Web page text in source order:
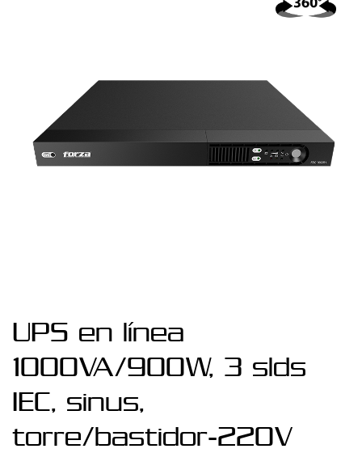
UPS en línea
1000VA/900W, 3 slds
IEC, sinus,
torre/bastidor-220V